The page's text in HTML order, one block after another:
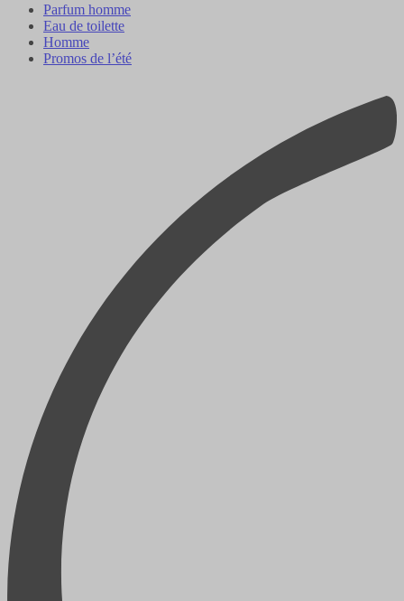
Parfum homme
Eau de toilette
Homme
Promos de l’été